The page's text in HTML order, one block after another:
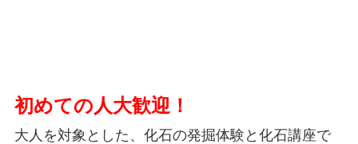
初めての人大歓迎！
大人を対象とした、化石の発掘体験と化石講座で